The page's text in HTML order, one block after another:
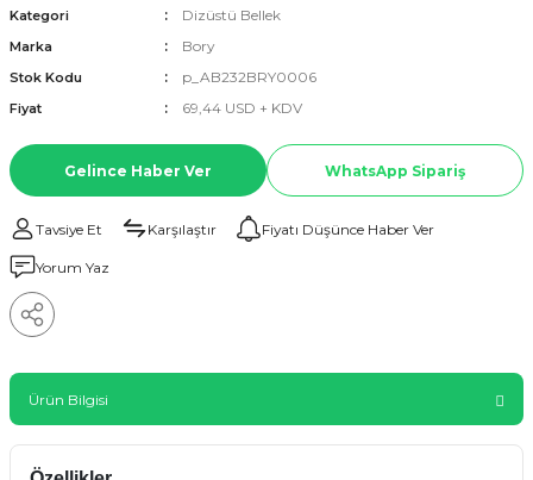
Kategori Dizüstü Bellek
Marka Bory
Stok Kodu p_AB232BRY0006
Fiyat 69,44 USD + KDV
Gelince Haber Ver WhatsApp Sipariş
Tavsiye Et Karşılaştır Fiyatı Düşünce Haber Ver
Yorum Yaz
Ürün Bilgisi